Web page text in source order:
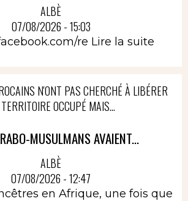
ALBÈ
07/08/2026 - 15:03
re Lire la suite
N'ONT PAS CHERCHÉ À LIBÉRER
OCCUPÉ MAIS...
MUSULMANS AVAIENT...
ALBÈ
07/08/2026 - 12:47
en Afrique, une fois que